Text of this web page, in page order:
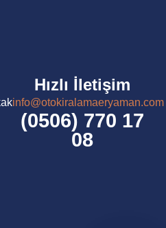
Hızlı İletişim
info@otokiralamaeryaman.com
(0506) 770 17
08